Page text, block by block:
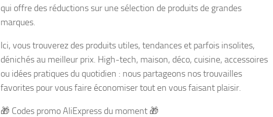
qui offre des réductions sur une sélection de produits de grandes
marques.
Ici, vous trouverez des produits utiles, tendances et parfois insolites,
dénichés au meilleur prix. High-tech, maison, déco, cuisine, accessoires
ou idées pratiques du quotidien : nous partageons nos trouvailles
favorites pour vous faire économiser tout en vous faisant plaisir.
🎁 Codes promo AliExpress du moment 🎁